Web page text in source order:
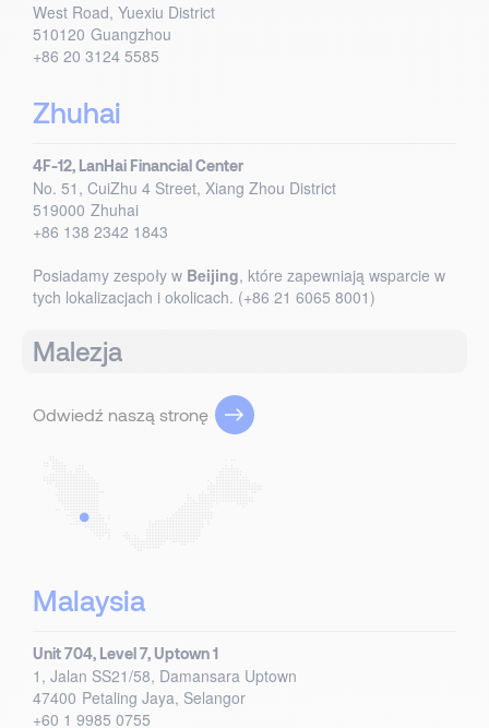
West Road, Yuexiu District
510120 Guangzhou
+86 20 3124 5585
Zhuhai
4F-12, LanHai Financial Center
No. 51, CuiZhu 4 Street, Xiang Zhou District
519000 Zhuhai
+86 138 2342 1843
Posiadamy zespoły w Beijing, które zapewniają wsparcie w
tych lokalizacjach i okolicach. (+86 21 6065 8001)
Malezja
Odwiedź naszą stronę
Malaysia
Unit 704, Level 7, Uptown 1
1, Jalan SS21/58, Damansara Uptown
47400 Petaling Jaya, Selangor
+60 1 9985 0755